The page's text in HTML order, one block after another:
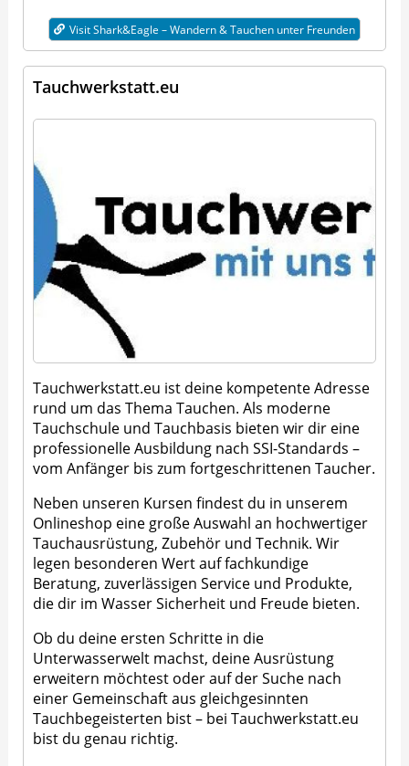
Visit Shark&Eagle – Wandern & Tauchen unter Freunden
Tauchwerkstatt.eu
Tauchwerkstatt.eu ist deine kompetente Adresse
rund um das Thema Tauchen. Als moderne
Tauchschule und Tauchbasis bieten wir dir eine
professionelle Ausbildung nach SSI-Standards –
vom Anfänger bis zum fortgeschrittenen Taucher.
Neben unseren Kursen findest du in unserem
Onlineshop eine große Auswahl an hochwertiger
Tauchausrüstung, Zubehör und Technik. Wir
legen besonderen Wert auf fachkundige
Beratung, zuverlässigen Service und Produkte,
die dir im Wasser Sicherheit und Freude bieten.
Ob du deine ersten Schritte in die
Unterwasserwelt machst, deine Ausrüstung
erweitern möchtest oder auf der Suche nach
einer Gemeinschaft aus gleichgesinnten
Tauchbegeisterten bist – bei Tauchwerkstatt.eu
bist du genau richtig.